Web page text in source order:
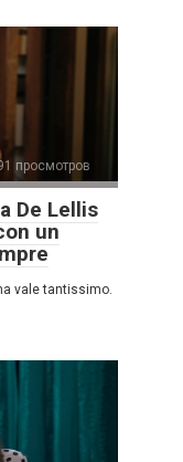
просмотров
De Lellis
un
vale tantissimo.